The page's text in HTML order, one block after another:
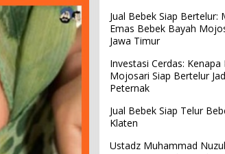
r
:
Jual Bebek Siap Bertelur:
Emas Bebek Bayah
Jawa Timur
Investasi Cerdas: Kenapa
Mojosari Siap Bertelur
Peternak
Jual Bebek Siap Telur
Klaten
Ustadz Muhammad